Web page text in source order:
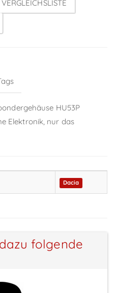
VERGLEICHSLISTE
HU53P
Elektronik, nur das
Dacia
folgende